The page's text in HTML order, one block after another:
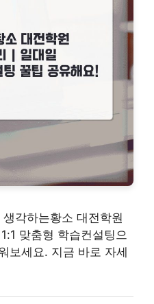
각하는황소 대전학원
맞춤형 학습컨설팅으
보세요. 지금 바로 자세